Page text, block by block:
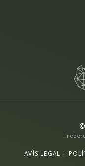
AVÍS LEGAL |